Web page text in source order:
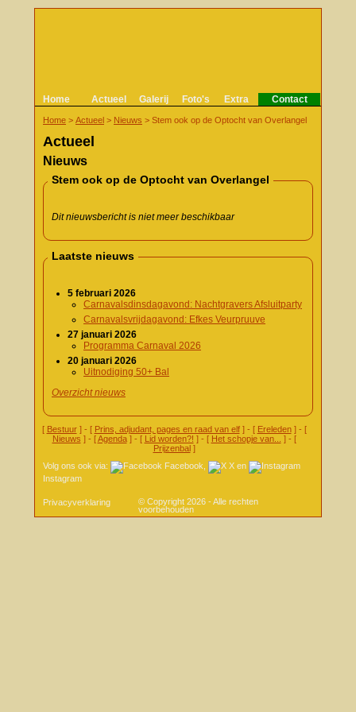
Home Actueel Galerij Foto's Extra Contact
Home > Actueel > Nieuws > Stem ook op de Optocht van Overlangel
Actueel
Nieuws
Stem ook op de Optocht van Overlangel
Dit nieuwsbericht is niet meer beschikbaar
Laatste nieuws
5 februari 2026
Carnavalsdinsdagavond: Nachtgravers Afsluitparty
Carnavalsvrijdagavond: Efkes Veurpruuve
27 januari 2026
Programma Carnaval 2026
20 januari 2026
Uitnodiging 50+ Bal
Overzicht nieuws
[ Bestuur] - [ Prins, adjudant, pages en raad van elf] - [ Ereleden] - [
Nieuws ] - [Agenda] - [ Lid worden?! ] - [ Het schopje van...
] - [
Prijzenbal]
Volg ons ook via:
Facebook X en
Instagram
Privacyverklaring
© Copyright 2026 - Alle rechten
voorbehouden